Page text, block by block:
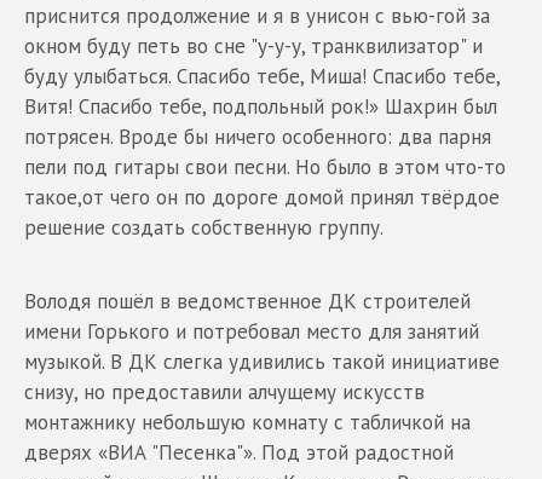
приснится продолжение и я в унисон с вью-гой за
окном буду петь во сне "у-у-у, транквилизатор" и
буду улыбаться. Спасибо тебе, Миша! Спасибо тебе,
Витя! Спасибо тебе, подпольный рок!» Шахрин был
потрясен. Вроде бы ничего особенного: два парня
пели под гитары свои песни. Но было в этом что-то
такое,от чего он по дороге домой принял твёрдое
решение создать собственную группу.
Володя пошёл в ведомственное ДК строителей
имени Горького и потребовал место для занятий
музыкой. В ДК слегка удивились такой инициативе
снизу, но предоставили алчущему искусств
монтажнику небольшую комнату с табличкой на
дверях «ВИА "Песенка"». Под этой радостной